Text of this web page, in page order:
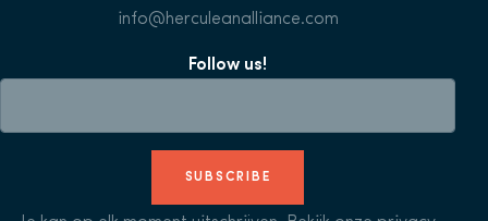
info@herculeanalliance.com
Follow us!
SUBSCRIBE